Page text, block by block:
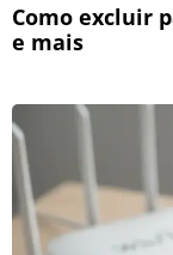
Como excluir
e mais